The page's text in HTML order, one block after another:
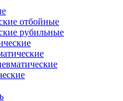
отбойные
рубильные